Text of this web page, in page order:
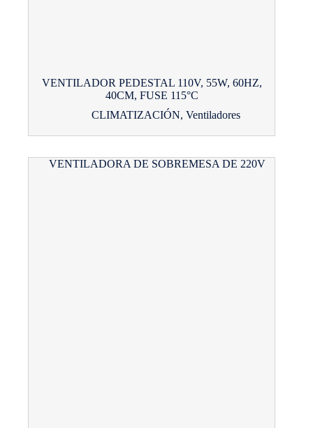
VENTILADOR PEDESTAL 110V, 55W, 60HZ,
40CM, FUSE 115°C
CLIMATIZACIÓN, Ventiladores